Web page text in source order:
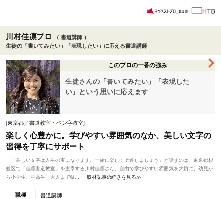
川村佳凛プロ
（ 書道講師 ）
生徒の「書いてみたい」「表現したい」に応える書道講師
このプロの一番の強み
生徒さんの「書いてみたい」「表現した
い」という思いに応えます
[東京都／書道教室・ペン字教室]
楽しく心豊かに。学びやすい雰囲気のなか、美しい文字の
習得を丁寧にサポート
「美しい文字は人生の宝になります。一緒に楽しく上達しましょう」と話すのは、東京都杉
並区で「佳凛書道教室」を主宰する川村佳凛さん。自由で学びやすい雰囲気を大切に、幼児か
ら小学生、中高生、大人まで幅...
取材記事の続きを見る≫
職種 書道講師